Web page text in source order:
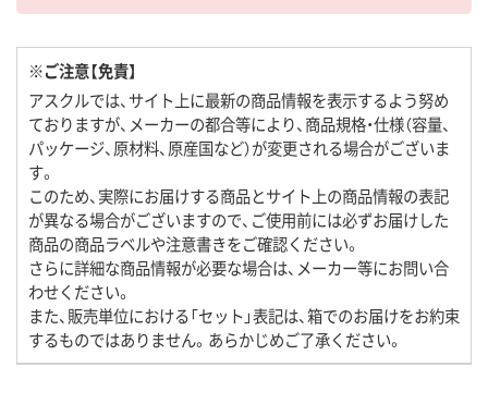
※ご注意【免責】
アスクルでは、サイト上に最新の商品情報を表示するよう努め
ておりますが、メーカーの都合等により、商品規格・仕様（容量、
パッケージ、原材料、原産国など）が変更される場合がございま
す。
このため、実際にお届けする商品とサイト上の商品情報の表記
が異なる場合がございますので、ご使用前には必ずお届けした
商品の商品ラベルや注意書きをご確認ください。
さらに詳細な商品情報が必要な場合は、メーカー等にお問い合
わせください。
また、販売単位における「セット」表記は、箱でのお届けをお約束
するものではありません。あらかじめご了承ください。